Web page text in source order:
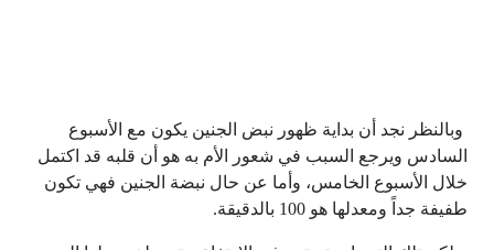
وبالنظر نجد أن بداية ظهور نبض الجنين يكون مع الأسبوع
السادس ويرجع السبب في شعور الأم به هو أن قلبه قد اكتمل
خلال الأسبوع الخامس، وأما عن حال نبضة الجنين فهي تكون
طفيفة جداً ومعدلها هو 100 بالدقيقة.